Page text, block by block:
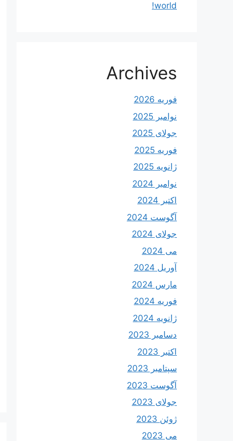
world!
Archives
فوریه 2026
نوامبر 2025
جولای 2025
فوریه 2025
ژانویه 2025
نوامبر 2024
اکتبر 2024
آگوست 2024
جولای 2024
می 2024
آوریل 2024
مارس 2024
فوریه 2024
ژانویه 2024
دسامبر 2023
اکتبر 2023
سپتامبر 2023
آگوست 2023
جولای 2023
ژوئن 2023
می 2023